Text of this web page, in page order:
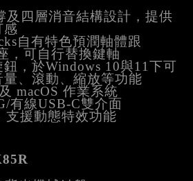
及四層消音結構設計，提供
感
自有特色預潤軸體跟
，可自行替換鍵軸
鈕，於Windows 10與11下可
、滾動、縮放等功能
macOS 作業系統
有線USB-C雙介面
支援動態特效功能